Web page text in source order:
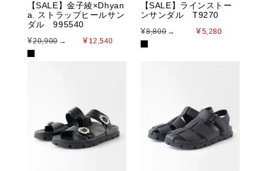
【SALE】金子綾×Dhyan
a. ストラップヒールサン
ダル 995540
¥20,900 → ¥ 12,540
【SALE】ラインストー
ンサンダル T9270
¥8,800 → ¥5,280